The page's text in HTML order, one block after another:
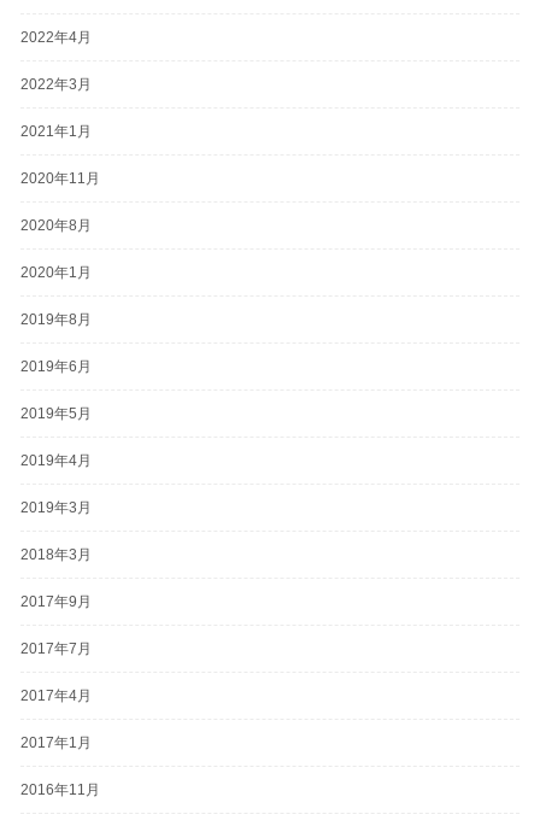
2022年4月
2022年3月
2021年1月
2020年11月
2020年8月
2020年1月
2019年8月
2019年6月
2019年5月
2019年4月
2019年3月
2018年3月
2017年9月
2017年7月
2017年4月
2017年1月
2016年11月